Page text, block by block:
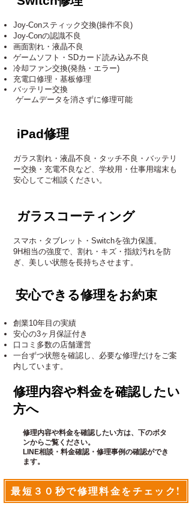
Joy-Conスティック交換(操作不良)
Joy-Conの認識不良
画面割れ・液晶不良
ゲームソフト・SDカード読み込み不良
冷却ファン交換​(発熱・エラー)
充電口修理・基板修理
バッテリー交換​
ゲームデータを消さずに修理可能
iPad修理
ガラス割れ・液晶不良・タッチ不良・バッテリ
ー交換・充電不良など、学校用・仕事用端末も
安心してご相談ください。
ガラスコーティング
スマホ・タブレット・Switchを強力保護。
9H相当の強度で、割れ・キズ・指紋汚れを防
ぎ、美しい状態を長持ちさせます。
安心できる修理をお約束
創業10年目の実績
安心の3ヶ月保証付き
口コミ多数の店舗運営
一台ずつ状態を確認し、必要な修理だけをご案
内しています。
​修理内容や料金を確認したい
方へ
修理内容や料金を確認したい方は、下のボタ
ンからご覧ください。
LINE相談・料金確認・修理事例の確認ができ
ます。
最短３０秒で修理料金をチェック!